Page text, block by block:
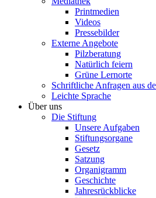
Printmedien
Videos
Pressebilder
Externe Angebote
Pilzberatung
Natürlich feiern
Grüne Lernorte
Schriftliche Anfragen aus
Leichte Sprache
Über uns
Die Stiftung
Unsere Aufgaben
Stiftungsorgane
Gesetz
Satzung
Organigramm
Geschichte
Jahresrückblicke